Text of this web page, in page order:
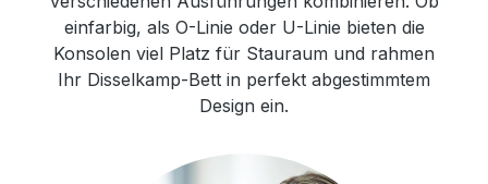
einfarbig, als O-Linie oder U-Linie bieten die
Konsolen viel Platz für Stauraum und rahmen
Ihr Disselkamp-Bett in perfekt abgestimmtem
Design ein.